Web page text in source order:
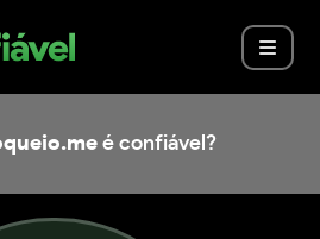
é confiável?